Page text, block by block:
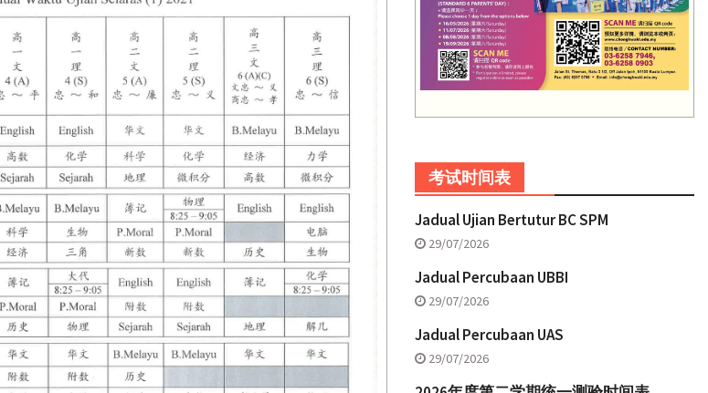
考试时间表
Jadual Ujian Bertutur BC SPM
29/07/2026
Jadual Percubaan UBBI
29/07/2026
Jadual Percubaan UAS
29/07/2026